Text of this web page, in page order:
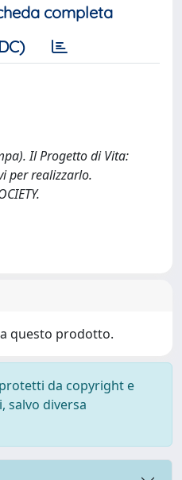
completa
Il Progetto di Vita:
per realizzarlo.
questo prodotto.
da copyright e
salvo diversa